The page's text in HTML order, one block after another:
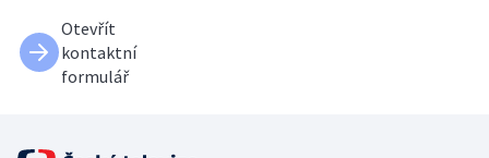
Otevřít
kontaktní
formulář